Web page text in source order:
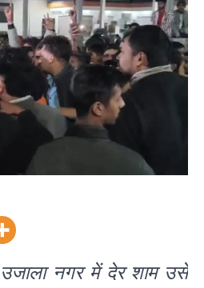
उजाला नगर में देर शाम उसे